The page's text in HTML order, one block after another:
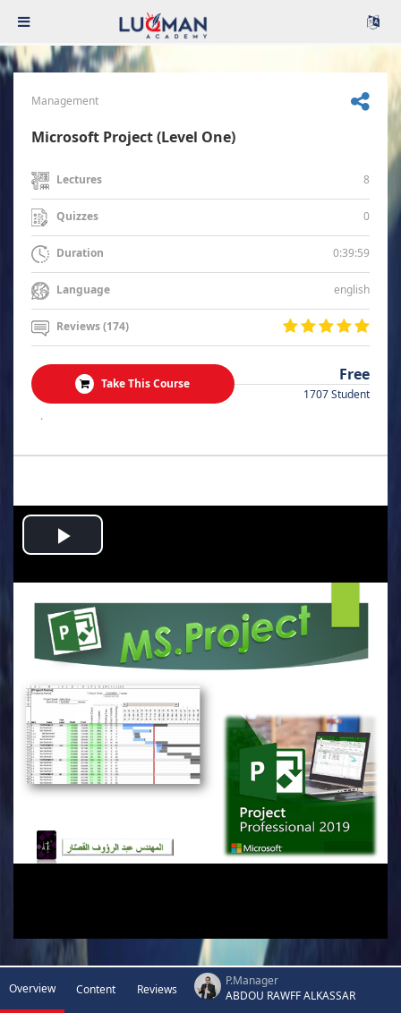
Management
Microsoft Project (Level One)
Lectures 8
Quizzes 0
Duration 0:39:59
Language english
Reviews (174)
Take This Course Free
1707 Student
.
Play
Video
Overview Content Reviews
P.Manager
ABDOU RAWFF ALKASSAR